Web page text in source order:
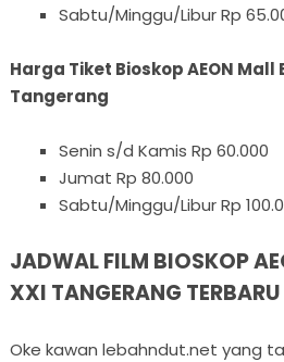
Sabtu/Minggu/Libur Rp
Harga Tiket Bioskop AEON Mall
Tangerang
Senin s/d Kamis Rp 60.000
Jumat Rp 80.000
Sabtu/Minggu/Libur Rp
JADWAL FILM BIOSKOP
XXI TANGERANG
Oke kawan lebahndut.net yang